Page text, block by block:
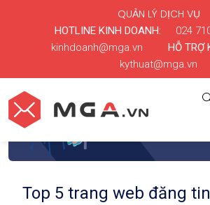
HOTLINE KINH DOANH: 024
kinhdoanh@mga.vn
HỖ TRỢ
kythuat@mga.vn
QUẢN LÝ DỊCH VỤ
Top 5 trang web đăng